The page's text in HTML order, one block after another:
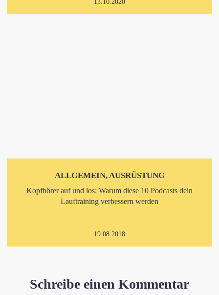
13.10.2020
ALLGEMEIN, AUSRÜSTUNG
Kopfhörer auf und los: Warum diese 10 Podcasts dein
Lauftraining verbessern werden
19.08.2018
Schreibe einen Kommentar